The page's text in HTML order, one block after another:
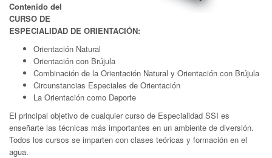
Contenido del
CURSO DE
ESPECIALIDAD DE ORIENTACIÓN:
Orientación Natural
Orientación con Brújula
Combinación de la Orientación Natural y Orientación con Brújula
Circunstancias Especiales de Orientación
La Orientación como Deporte
El principal objetivo de cualquier curso de Especialidad SSI es
enseñarte las técnicas más importantes en un ambiente de diversión.
Todos los cursos se imparten con clases teóricas y formación en el
agua.